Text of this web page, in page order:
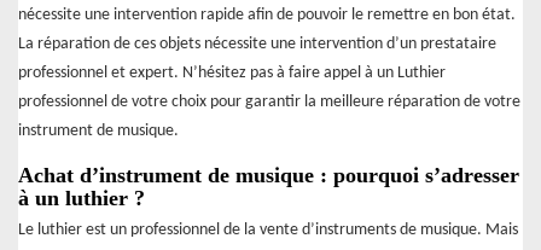
nécessite une intervention rapide afin de pouvoir le remettre en bon état.
La réparation de ces objets nécessite une intervention d’un prestataire
professionnel et expert. N’hésitez pas à faire appel à un Luthier
professionnel de votre choix pour garantir la meilleure réparation de votre
instrument de musique.
Achat d’instrument de musique : pourquoi s’adresser
à un luthier ?
Le luthier est un professionnel de la vente d’instruments de musique. Mais